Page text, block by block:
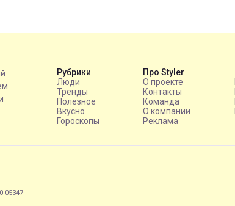
Рубрики
Люди
Тренды
Полезное
Вкусно
Гороскопы
Про Styler
О проекте
Контакты
Команда
О компании
Реклама
05347